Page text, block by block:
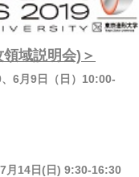
域説明会)＞
6月9日（日）10:00-
月14日(日) 9:30-16:30